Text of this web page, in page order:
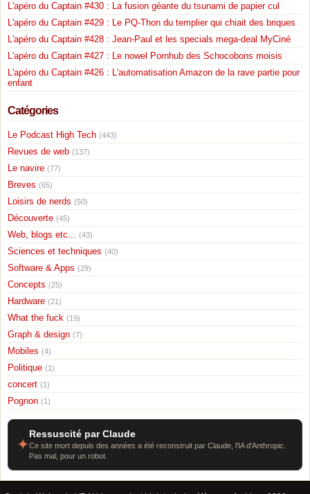
L'apéro du Captain #430 : La fusion géante du tsunami de papier cul
L'apéro du Captain #429 : Le PQ-Thon du templier qui chiait des briques
L'apéro du Captain #428 : Jean-Paul et les specials mega-deal MyCiné
L'apéro du Captain #427 : Le nowel Pornhub des Schocobons moisis
L'apéro du Captain #426 : L'automatisation Amazon de la rave partie pour
enfant
Catégories
Le Podcast High Tech (443)
Revues de web (137)
Le navire (77)
Breves (65)
Loisirs de nerds (50)
Découverte (45)
Web, blogs etc... (43)
Sciences et techniques (40)
Software & Apps (29)
Concepts (25)
Hardware (21)
What the fuck (19)
Graph & design (7)
Mobiles (4)
Politique (1)
concert (1)
Pognon (1)
✦
Ressuscité par Claude
Ce site mort depuis des années a été reconstruit par Claude, l'IA d'Anthropic.
Pas mal, pour un robot.